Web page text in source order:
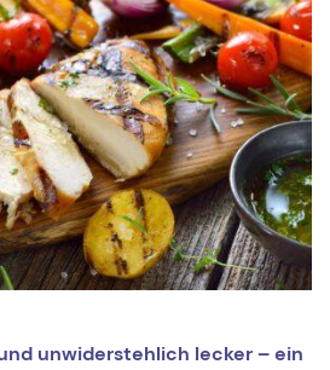
unwiderstehlich lecker – ein